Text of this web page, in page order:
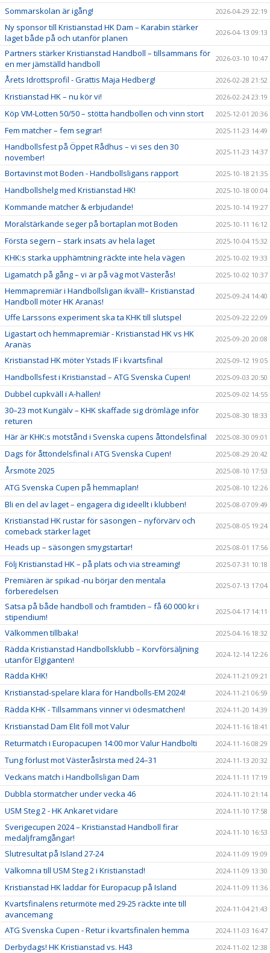
Sommarskolan är igång! 2026-04-29 22:19
Ny sponsor till Kristianstad HK Dam – Karabin stärker
laget både på och utanför planen
2026-04-13 09:13
Partners stärker Kristianstad Handboll – tillsammans för
en mer jämställd handboll
2026-03-10 10:47
Årets Idrottsprofil - Grattis Maja Hedberg! 2026-02-28 21:52
Kristianstad HK – nu kör vi! 2026-02-24 23:19
Köp VM-Lotten 50/50 – stötta handbollen och vinn stort 2025-12-01 20:36
Fem matcher – fem segrar! 2025-11-23 14:49
Handbollsfest på Öppet Rådhus – vi ses den 30
november!
2025-11-23 14:37
Bortavinst mot Boden - Handbollsligans rapport 2025-10-18 21:35
Handbollshelg med Kristianstad HK! 2025-10-18 00:04
Kommande matcher & erbjudande! 2025-10-14 19:27
Moralstärkande seger på bortaplan mot Boden 2025-10-11 16:12
Första segern – stark insats av hela laget 2025-10-04 15:32
KHK:s starka upphämtning räckte inte hela vägen 2025-10-02 19:33
Ligamatch på gång – vi är på väg mot Västerås! 2025-10-02 10:37
Hemmapremiär i Handbollsligan ikväll!– Kristianstad
Handboll möter HK Aranäs!
2025-09-24 14:40
Uffe Larssons experiment ska ta KHK till slutspel 2025-09-22 22:09
Ligastart och hemmapremiär - Kristianstad HK vs HK
Aranäs
2025-09-20 20:08
Kristianstad HK möter Ystads IF i kvartsfinal 2025-09-12 19:05
Handbollsfest i Kristianstad – ATG Svenska Cupen! 2025-09-03 20:50
Dubbel cupkväll i A-hallen! 2025-09-02 14:55
30–23 mot Kungälv – KHK skaffade sig drömläge inför
returen
2025-08-30 18:33
Här är KHK:s motstånd i Svenska cupens åttondelsfinal 2025-08-30 09:01
Dags för åttondelsfinal i ATG Svenska Cupen! 2025-08-29 20:42
Årsmöte 2025 2025-08-10 17:53
ATG Svenska Cupen på hemmaplan! 2025-08-10 12:26
Bli en del av laget – engagera dig ideellt i klubben! 2025-08-07 09:49
Kristianstad HK rustar för säsongen – nyförvärv och
comeback stärker laget
2025-08-05 19:24
Heads up – säsongen smygstartar! 2025-08-01 17:56
Följ Kristianstad HK – på plats och via streaming! 2025-07-31 10:18
Premiären är spikad -nu börjar den mentala
förberedelsen
2025-07-13 17:04
Satsa på både handboll och framtiden – få 60 000 kr i
stipendium!
2025-04-17 14:11
Välkommen tillbaka! 2025-04-16 18:32
Rädda Kristianstad Handbollsklubb – Korvförsäljning
utanför Elgiganten!
2024-12-14 12:26
Rädda KHK! 2024-11-21 09:21
Kristianstad-spelare klara för Handbolls-EM 2024! 2024-11-21 06:59
Rädda KHK - Tillsammans vinner vi ödesmatchen! 2024-11-20 14:39
Kristianstad Dam Elit föll mot Valur 2024-11-16 18:41
Returmatch i Europacupen 14:00 mor Valur Handbolti 2024-11-16 08:29
Tung förlust mot VästeråsIrsta med 24–31 2024-11-13 20:32
Veckans match i Handbollsligan Dam 2024-11-11 17:19
Dubbla stormatcher under vecka 46 2024-11-10 21:14
USM Steg 2 - HK Ankaret vidare 2024-11-10 17:58
Sverigecupen 2024 – Kristianstad Handboll firar
medaljframgångar!
2024-11-10 16:53
Slutresultat på Island 27-24 2024-11-09 19:09
Välkomna till USM Steg 2 i Kristianstad! 2024-11-09 13:30
Kristianstad HK laddar för Europacup på Island 2024-11-09 11:36
Kvartsfinalens returmöte med 29-25 räckte inte till
avancemang
2024-11-04 21:43
ATG Svenska Cupen - Retur i kvartsfinalen hemma 2024-11-03 16:47
Derbydags! HK Kristianstad vs. H43 2024-11-02 12:38